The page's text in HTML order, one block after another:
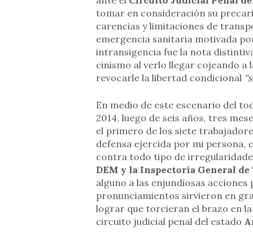
tomar en consideración su
carencias y limitaciones de
emergencia sanitaria motivada
intransigencia fue la nota
cinismo al verlo llegar cojeando a
revocarle la libertad condicional
En medio de este escenario del
2014, luego de seis años, tres
el primero de los siete
defensa ejercida por mi persona,
contra todo tipo de
DEM y la Inspectoría General
alguno a las enjundiosas
pronunciamientos sirvieron en
lograr que torcieran el brazo en
circuito judicial penal del estado